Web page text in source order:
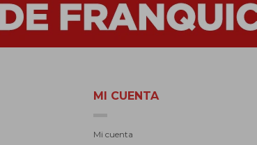
MI CUENTA
Mi cuenta